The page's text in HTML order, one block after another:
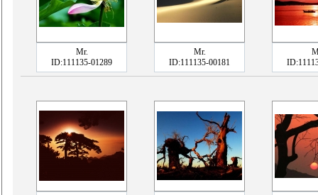
Mr.
ID:111135-01289
Mr.
ID:111135-00181